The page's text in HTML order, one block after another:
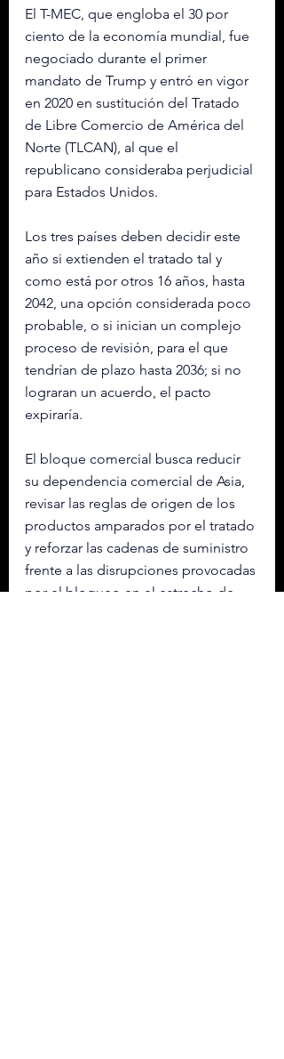
El T-MEC, que engloba el 30 por
ciento de la economía mundial, fue
negociado durante el primer
mandato de Trump y entró en vigor
en 2020 en sustitución del Tratado
de Libre Comercio de América del
Norte (TLCAN), al que el
republicano consideraba perjudicial
para Estados Unidos.
Los tres países deben decidir este
año si extienden el tratado tal y
como está por otros 16 años, hasta
2042, una opción considerada poco
probable, o si inician un complejo
proceso de revisión, para el que
tendrían de plazo hasta 2036; si no
lograran un acuerdo, el pacto
expiraría.
El bloque comercial busca reducir
su dependencia comercial de Asia,
revisar las reglas de origen de los
productos amparados por el tratado
y reforzar las cadenas de suministro
frente a las disrupciones provocadas
por el bloqueo en el estrecho de